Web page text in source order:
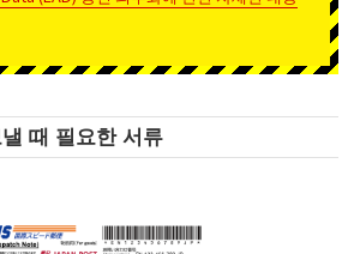
때 필요한 서류